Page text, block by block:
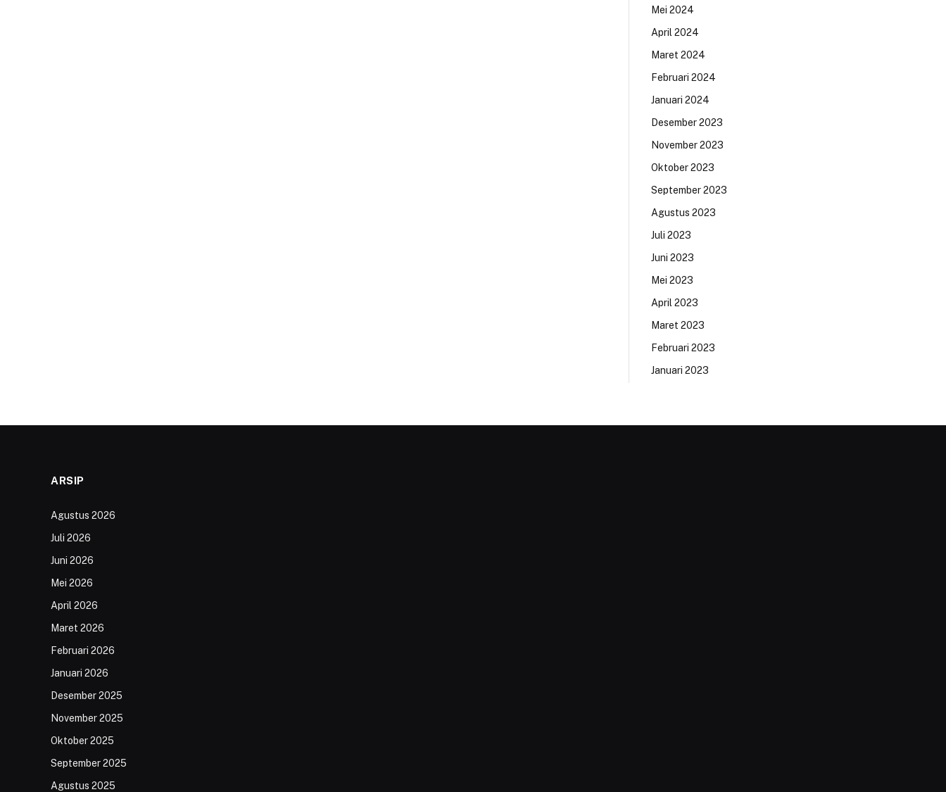
Mei 2024
April 2024
Maret 2024
Februari 2024
Januari 2024
Desember 2023
November 2023
Oktober 2023
September 2023
Agustus 2023
Juli 2023
Juni 2023
Mei 2023
April 2023
Maret 2023
Februari 2023
Januari 2023
ARSIP
Agustus 2026
Juli 2026
Juni 2026
Mei 2026
April 2026
Maret 2026
Februari 2026
Januari 2026
Desember 2025
November 2025
Oktober 2025
September 2025
Agustus 2025